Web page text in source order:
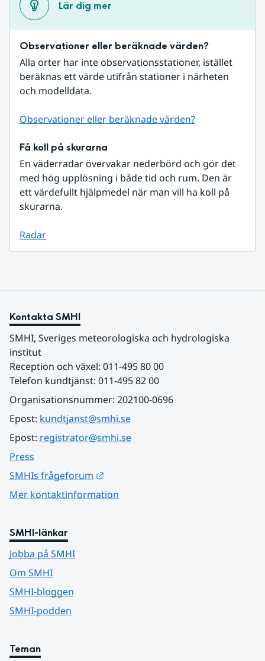
Lär dig mer
Observationer eller beräknade värden?
Alla orter har inte observationsstationer, istället
beräknas ett värde utifrån stationer i närheten
och modelldata.
Observationer eller beräknade värden?
Få koll på skurarna
En väderradar övervakar nederbörd och gör det
med hög upplösning i både tid och rum. Den är
ett värdefullt hjälpmedel när man vill ha koll på
skurarna.
Radar
Kontakta SMHI
SMHI, Sveriges meteorologiska och hydrologiska
institut
Reception och växel: 011-495 80 00
Telefon kundtjänst: 011-495 82 00
Organisationsnummer: 202100-0696
Epost: kundtjanst@smhi.se
Epost: registrator@smhi.se
Press
SMHIs frågeforum
Mer kontaktinformation
SMHI-länkar
Jobba på SMHI
Om SMHI
SMHI-bloggen
SMHI-podden
Teman